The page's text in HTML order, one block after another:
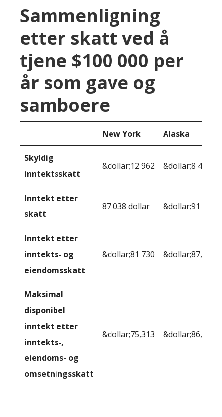
Sammenligning
etter skatt ved å
tjene $100 000 per
år som gave og
samboere
New York Alaska
Skyldig
inntektsskatt
&dollar;12 962 &dollar;8 481
Inntekt etter
skatt
87 038 dollar &dollar;91 519
Inntekt etter
inntekts- og
eiendomsskatt
&dollar;81 730 &dollar;87,979
Maksimal
disponibel
inntekt etter
inntekts-,
eiendoms- og
omsetningsskatt
&dollar;75,313 &dollar;86,457